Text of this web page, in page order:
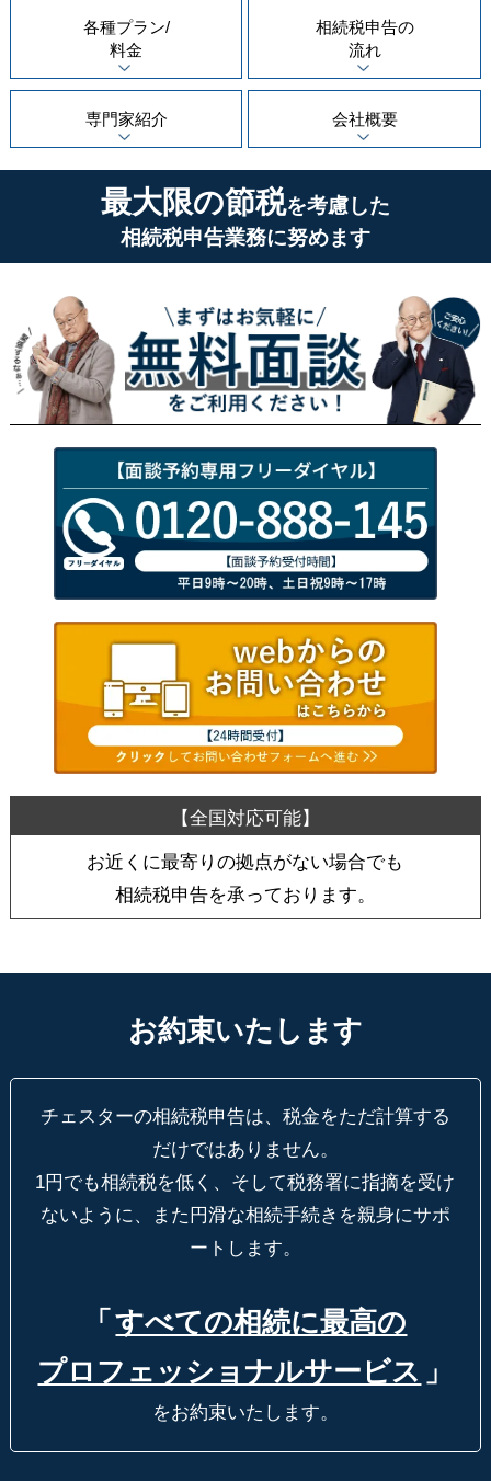
各種プラン/
料金
相続税申告の
流れ
専門家紹介 会社概要
最大限の節税を考慮した
相続税申告業務に努めます
お近くに最寄りの拠点がない場合でも
相続税申告を承っております。
お約束いたします
チェスターの相続税申告は、税金をただ計算する
だけではありません。
1円でも相続税を低く、そして税務署に指摘を受け
ないように、
また円滑な相続手続きを親身にサポ
ートします。
「 すべての相続に最高の
プロフェッショナルサービス 」
をお約束いたします。